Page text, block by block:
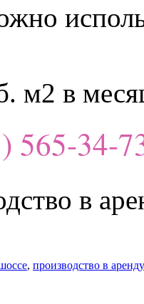
м2 в
565-34-
в
, производство в